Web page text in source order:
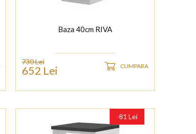
Baza 40cm RIVA
730 Lei
652 Lei CUMPARA
-81 Lei